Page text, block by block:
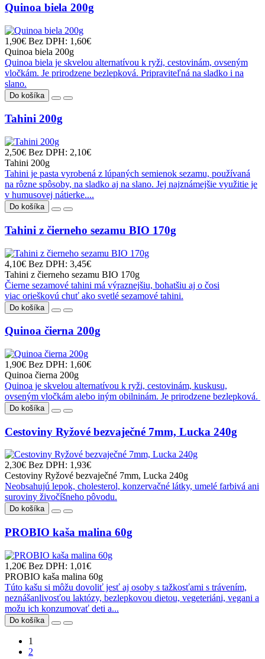
Quinoa biela 200g
1,90€ Bez DPH: 1,60€
Quinoa biela 200g
Quinoa biela je skvelou alternatívou k ryži, cestovinám, ovseným
vločkám. Je prirodzene bezlepková. Pripraviteľná na sladko i na
slano.
Do košíka
Tahini 200g
2,50€ Bez DPH: 2,10€
Tahini 200g
Tahini je pasta vyrobená z lúpaných semienok sezamu, používaná
na rôzne spôsoby, na sladko aj na slano. Jej najznámejšie využitie je
v humusovej nátierke....
Do košíka
Tahini z čierneho sezamu BIO 170g
4,10€ Bez DPH: 3,45€
Tahini z čierneho sezamu BIO 170g
Čierne sezamové tahini má výraznejšiu, bohatšiu aj o čosi
viac orieškovú chuť ako svetlé sezamové tahini.
Do košíka
Quinoa čierna 200g
1,90€ Bez DPH: 1,60€
Quinoa čierna 200g
Quinoa je skvelou alternatívou k ryži, cestovinám, kuskusu,
ovseným vločkám alebo iným obilninám. Je prirodzene bezlepková.
Do košíka
Cestoviny Ryžové bezvaječné 7mm, Lucka 240g
2,30€ Bez DPH: 1,93€
Cestoviny Ryžové bezvaječné 7mm, Lucka 240g
Neobsahujú lepok, cholesterol, konzervačné látky, umelé farbivá ani
suroviny živočíšneho pôvodu.
Do košíka
PROBIO kaša malina 60g
1,20€ Bez DPH: 1,01€
PROBIO kaša malina 60g
Túto kašu si môžu dovoliť jesť aj osoby s tažkosťami s trávením,
neznášanlivosťou laktózy, bezlepkovou dietou, vegeteriáni, vegani a
možu ich konzumovať deti a...
Do košíka
1
2